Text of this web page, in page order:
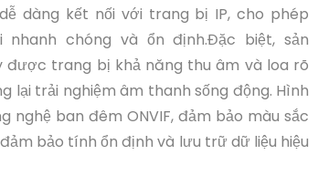
dàng kết nối với trang bị IP, cho phép
nhanh chóng và ổn định.Đặc biệt, sản
được trang bị khả năng thu âm và loa rõ
lại trải nghiệm âm thanh sống động. Hình
ban đêm ONVIF, đảm bảo màu sắc
bảo tính ổn định và lưu trữ dữ liệu hiệu